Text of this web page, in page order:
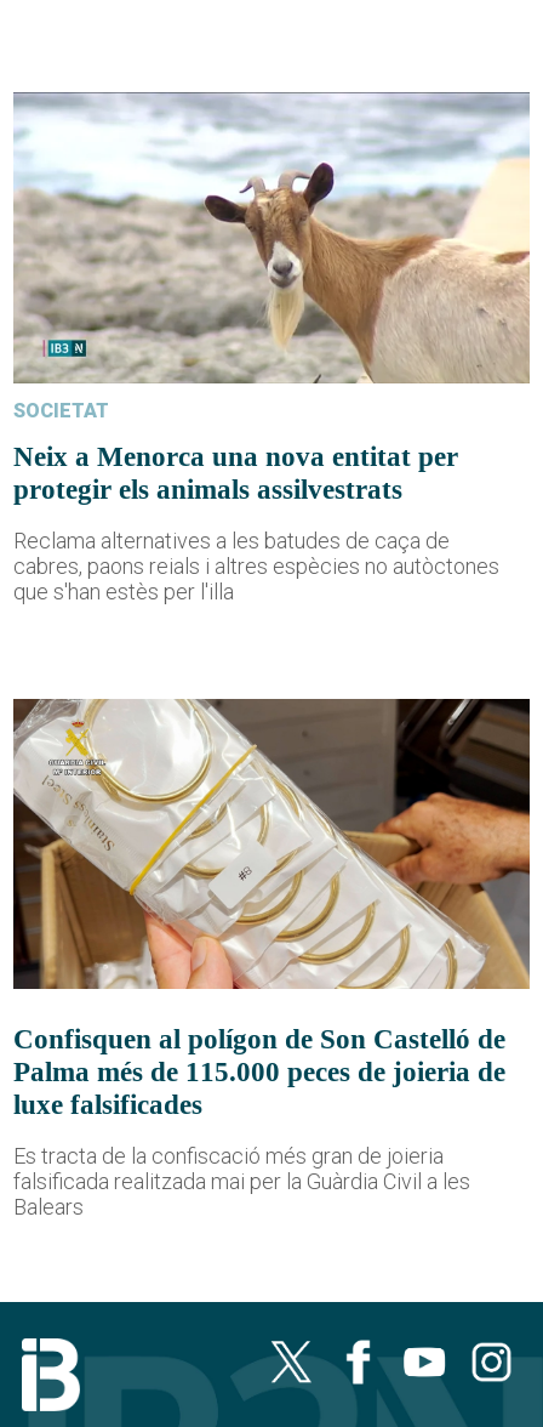
SOCIETAT
Neix a Menorca una nova entitat per
protegir els animals assilvestrats
Reclama alternatives a les batudes de caça de
cabres, paons reials i altres espècies no autòctones
que s'han estès per l'illa
Confisquen al polígon de Son Castelló de
Palma més de 115.000 peces de joieria de
luxe falsificades
Es tracta de la confiscació més gran de joieria
falsificada realitzada mai per la Guàrdia Civil a les
Balears